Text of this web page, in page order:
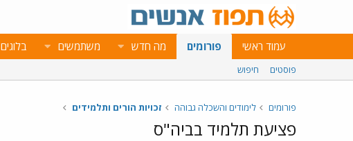
עמוד ראשי פורומים מה חדש משתמשים בלוגים
פוסטים חיפוש
פורומים לימודים והשכלה גבוהה זכויות הורים ותלמידים
פציעת תלמיד בביה"ס